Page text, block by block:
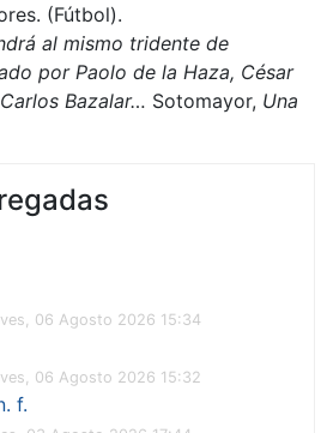
(Fútbol).
al mismo tridente de
por Paolo de la Haza, César
Bazalar… Sotomayor, Una
06 Agosto 2026 15:34
06 Agosto 2026 15:32
f.